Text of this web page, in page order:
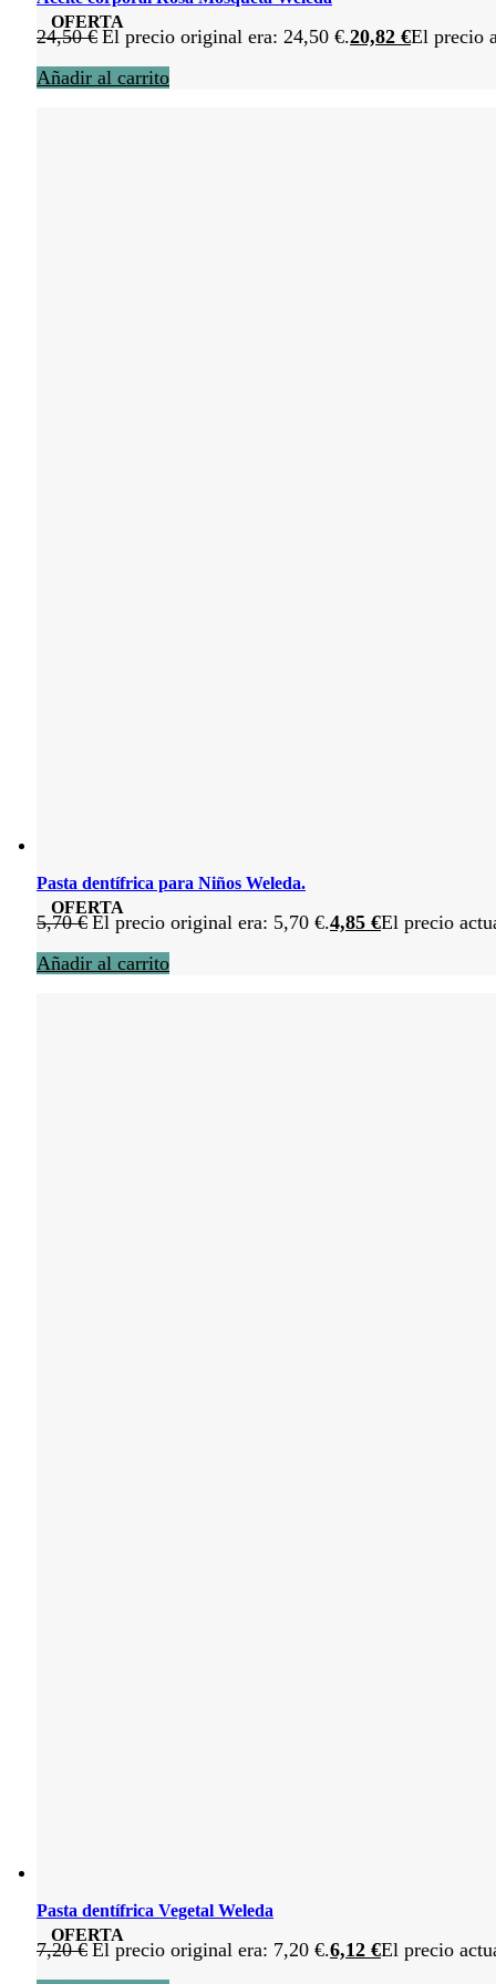
OFERTA
24,50€ El precio original era: 24,50 €.20,82 €El precio
Añadir al carrito
OFERTA
Pasta dentífrica para Niños Weleda.
5,70€ El precio original era: 5,70 €.4,85 €El precio
Añadir al carrito
OFERTA
Pasta dentífrica Vegetal Weleda
7,20€ El precio original era: 7,20 €.6,12 €El precio